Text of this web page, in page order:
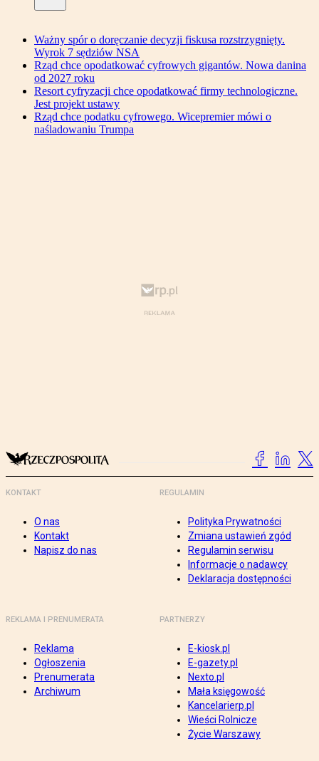
Ważny spór o doręczanie decyzji fiskusa rozstrzygnięty.
Wyrok 7 sędziów NSA
Rząd chce opodatkować cyfrowych gigantów. Nowa danina
od 2027 roku
Resort cyfryzacji chce opodatkować firmy technologiczne.
Jest projekt ustawy
Rząd chce podatku cyfrowego. Wicepremier mówi o
naśladowaniu Trumpa
KONTAKT
O nas
Kontakt
Napisz do nas
REGULAMIN
Polityka Prywatności
Zmiana ustawień zgód
Regulamin serwisu
Informacje o nadawcy
Deklaracja dostępności
REKLAMA I PRENUMERATA
Reklama
Ogłoszenia
Prenumerata
Archiwum
PARTNERZY
E-kiosk.pl
E-gazety.pl
Nexto.pl
Mała księgowość
Kancelarierp.pl
Wieści Rolnicze
Życie Warszawy